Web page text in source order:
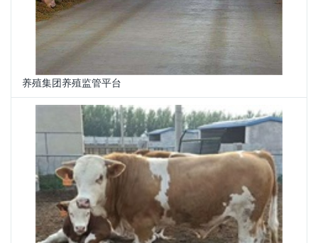
养殖集团养殖监管平台